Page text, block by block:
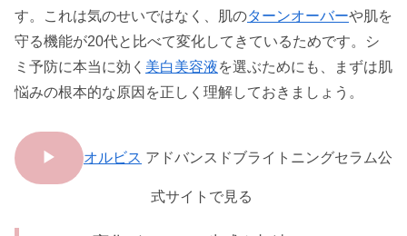
す。これは気のせいではなく、肌のターンオーバーや肌を
守る機能が20代と比べて変化してきているためです。シ
ミ予防に本当に効く 美白美容液を選ぶためにも、まずは肌
悩みの根本的な原因を正しく理解しておきましょう。
▶ オルビス アドバンスドブライトニングセラム公
式サイトで見る